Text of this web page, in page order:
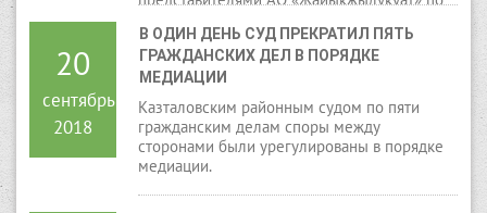
20
сентябрь
2018
В ОДИН ДЕНЬ СУД ПРЕКРАТИЛ ПЯТЬ
ГРАЖДАНСКИХ ДЕЛ В ПОРЯДКЕ
МЕДИАЦИИ
Казталовским районным судом по пяти
гражданским делам споры между
сторонами были урегулированы в порядке
медиации.